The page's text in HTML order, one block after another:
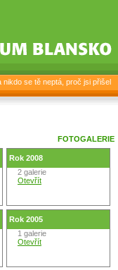
se tě neptá, proč jsi přišel
FOTOGALERIE
Rok 2008
2 galerie
Otevřít
Rok 2005
1 galerie
Otevřít